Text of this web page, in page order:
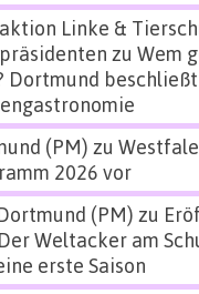
Linke &
zu Wem
Dortmund
(PM) zu
2026 vor
(PM) zu
Weltacker am
erste Saison